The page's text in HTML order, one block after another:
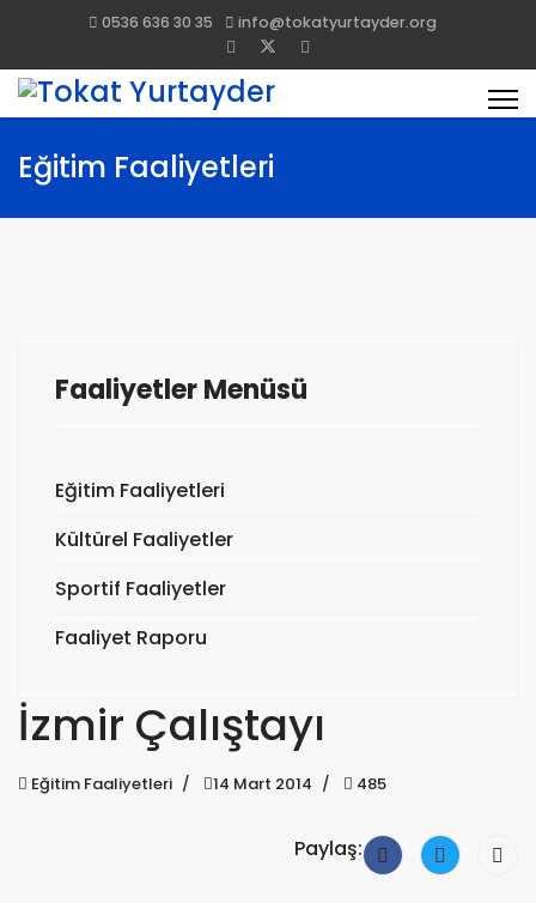
0536 636 30 35 info@tokatyurtayder.org
Eğitim Faaliyetleri
Faaliyetler Menüsü
Eğitim Faaliyetleri
Kültürel Faaliyetler
Sportif Faaliyetler
Faaliyet Raporu
İzmir Çalıştayı
Eğitim Faaliyetleri 14 Mart 2014 485
Paylaş: